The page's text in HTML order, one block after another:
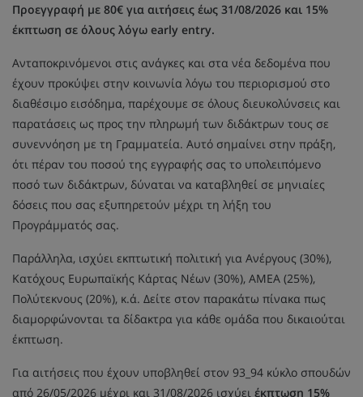
Προεγγραφή με 80€ για αιτήσεις έως 31/08/2026 και 15%
έκπτωση σε όλους λόγω early entry.
Ανταποκρινόμενοι στις ανάγκες και στα νέα δεδομένα που
έχουν προκύψει στην κοινωνία λόγω του περιορισμού στο
διαθέσιμο εισόδημα, παρέχουμε σε όλους διευκολύνσεις και
παρατάσεις ως προς την πληρωμή των διδάκτρων τους σε
συνεννόηση με τη Γραμματεία. Αυτό σημαίνει στην πράξη,
ότι πέραν του ποσού της εγγραφής σας το υπολειπόμενο
ποσό των διδάκτρων, δύναται να καταβληθεί σε μηνιαίες
δόσεις που σας εξυπηρετούν μέχρι τη λήξη του
Προγράμματός σας.
Παράλληλα, ισχύει εκπτωτική πολιτική για Ανέργους (30%),
Κατόχους Ευρωπαϊκής Κάρτας Νέων (30%), ΑΜΕΑ (25%),
Πολύτεκνους (20%), κ.ά. Δείτε στον παρακάτω πίνακα πως
διαμορφώνονται τα δίδακτρα για κάθε ομάδα που δικαιούται
έκπτωση.
Για αιτήσεις που έχουν υποβληθεί στον 93_94 κύκλο σπουδών
από 26/05/2026 μέχρι και 31/08/2026 ισχύει έκπτωση 15%